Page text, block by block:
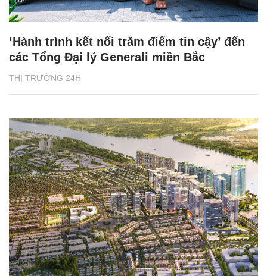
THỊ TRƯỜNG 24H
‘Hành trình kết nối trăm điểm tin cậy’ đến
các Tổng Đại lý Generali miền Bắc